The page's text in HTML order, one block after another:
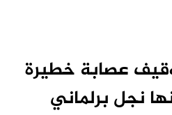
عصابة خطيرة
نجل برلماني